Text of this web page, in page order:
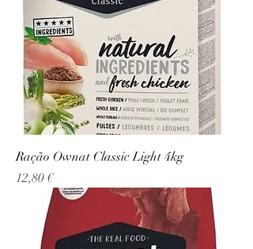
Ração Ownat Classic Light 4kg
Precio
12,80 €